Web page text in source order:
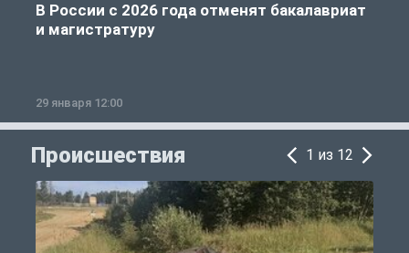
В России с 2026 года отменят бакалавриат
и магистратуру
29 января 12:00
Происшествия 1 из 12